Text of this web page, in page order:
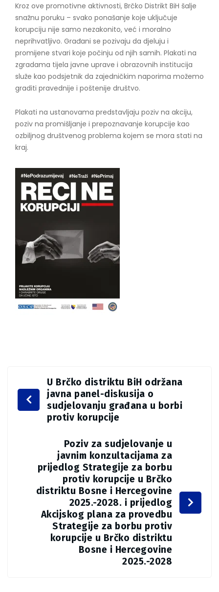
Kroz ove promotivne aktivnosti, Brčko Distrikt BiH šalje
snažnu poruku – svako ponašanje koje uključuje
korupciju nije samo nezakonito, već i moralno
neprihvatljivo. Građani se pozivaju da djeluju i
promijene stvari koje počinju od njih samih. Plakati na
zgradama tijela javne uprave i obrazovnih institucija
služe kao podsjetnik da zajedničkim naporima možemo
graditi pravednije i poštenije društvo.
Plakati na ustanovama predstavljaju poziv na akciju,
poziv na promišljanje i prepoznavanje korupcije kao
ozbiljnog društvenog problema kojem se mora stati na
kraj.
U Brčko distriktu BiH održana
javna panel-diskusija o
sudjelovanju građana u borbi
protiv korupcije
Poziv za sudjelovanje u
javnim konzultacijama za
prijedlog Strategije za borbu
protiv korupcije u Brčko
distriktu Bosne i Hercegovine
2025.-2028. i prijedlog
Akcijskog plana za provedbu
Strategije za borbu protiv
korupcije u Brčko distriktu
Bosne i Hercegovine
2025.-2028